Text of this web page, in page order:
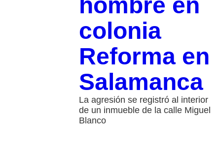
colonia
Reforma en
Salamanca
La agresión se registró al interior
de un inmueble de la calle Miguel
Blanco